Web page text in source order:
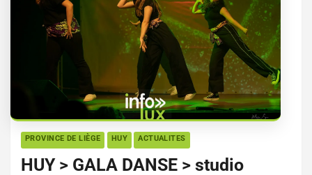
PROVINCE DE LIÈGE HUY ACTUALITES
HUY > GALA DANSE > studio